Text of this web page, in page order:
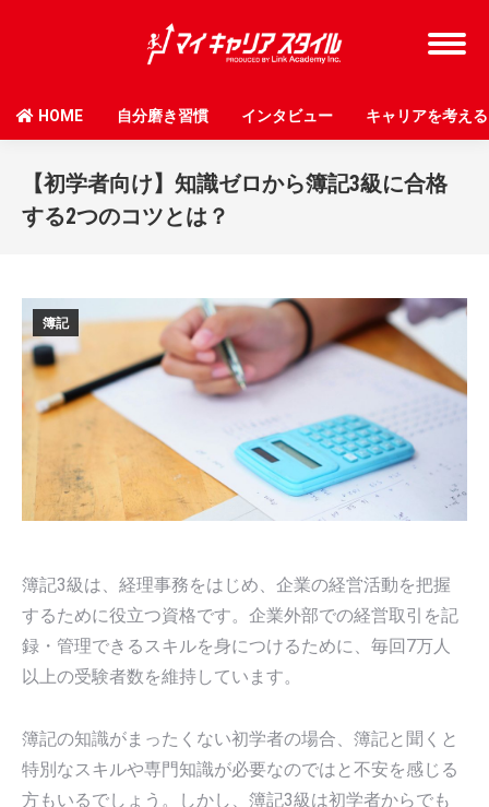
HOME 自分磨き習慣 インタビュー キャリアを考える
【初学者向け】知識ゼロから簿記3級に合格
する2つのコツとは？
簿記
簿記3級は、経理事務をはじめ、企業の経営活動を把握
するために役立つ資格です。企業外部での経営取引を記
録・管理できるスキルを身につけるために、毎回7万人
以上の受験者数を維持しています。
簿記の知識がまったくない初学者の場合、簿記と聞くと
特別なスキルや専門知識が必要なのではと不安を感じる
方もいるでしょう。しかし、簿記3級は初学者からでも